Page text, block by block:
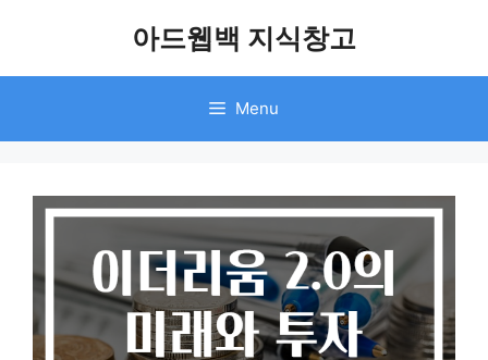
아드웹백 지식창고
Menu